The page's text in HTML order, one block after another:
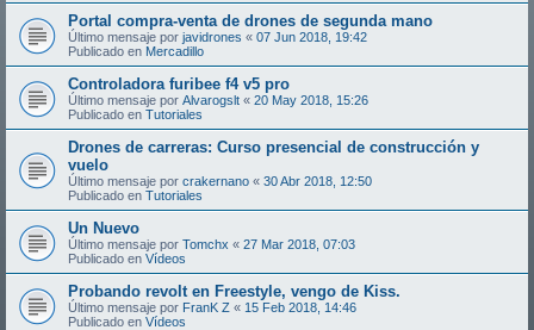
Portal compra-venta de drones de segunda mano
Último mensaje por javidrones « 07 Jun 2018, 19:42
Publicado en Mercadillo
Controladora furibee f4 v5 pro
Último mensaje por Alvarogslt « 20 May 2018, 15:26
Publicado en Tutoriales
Drones de carreras: Curso presencial de construcción y
vuelo
Último mensaje por crakernano « 30 Abr 2018, 12:50
Publicado en Tutoriales
Un Nuevo
Último mensaje por Tomchx « 27 Mar 2018, 07:03
Publicado en Vídeos
Probando revolt en Freestyle, vengo de Kiss.
Último mensaje por FranK Z « 15 Feb 2018, 14:46
Publicado en Vídeos